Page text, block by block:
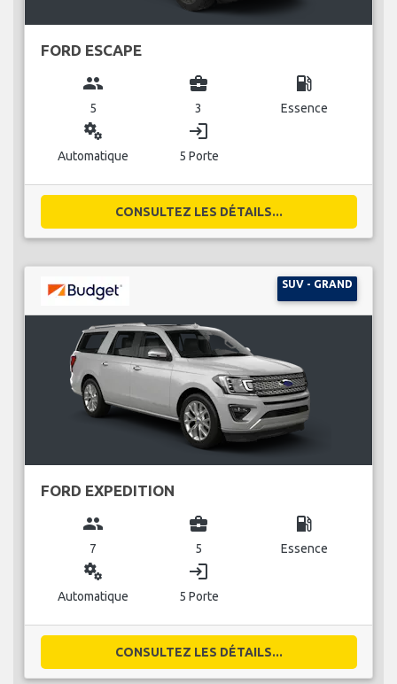
FORD ESCAPE
group
5
business_center
3
local_gas_station
Essence
miscellaneous_services
Automatique
login
5 Porte
CONSULTEZ LES DÉTAILS...
SUV - GRAND
FORD EXPEDITION
group
7
business_center
5
local_gas_station
Essence
miscellaneous_services
Automatique
login
5 Porte
CONSULTEZ LES DÉTAILS...